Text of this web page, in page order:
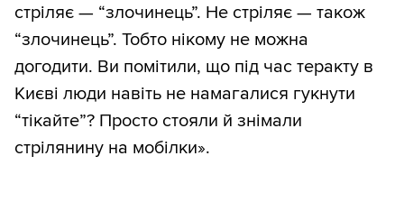
стріляє — “злочинець”. Не стріляє — також
“злочинець”. Тобто нікому не можна
догодити. Ви помітили, що під час теракту в
Києві люди навіть не намагалися гукнути
“тікайте”? Просто стояли й знімали
стрілянину на мобілки».